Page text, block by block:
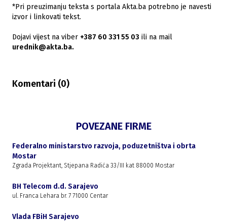
*Pri preuzimanju teksta s portala Akta.ba potrebno je navesti
izvor i linkovati tekst.
Dojavi vijest na viber +387 60 331 55 03 ili na mail
urednik@akta.ba.
Komentari (0)
POVEZANE FIRME
Federalno ministarstvo razvoja, poduzetništva i obrta
Mostar
Zgrada Projektant, Stjepana Radića 33/III kat 88000 Mostar
BH Telecom d.d. Sarajevo
ul. Franca Lehara br. 7 71000 Centar
Vlada FBiH Sarajevo